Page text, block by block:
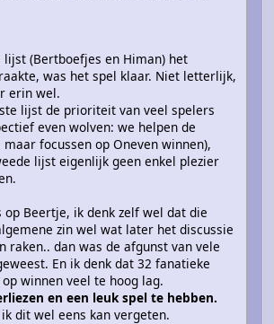
lijst (Bertboefjes en Himan) het
was het spel klaar. Niet letterlijk,
erin wel.
lijst de prioriteit van veel spelers
even wolven: we helpen de
focussen op Oneven winnen),
lijst eigenlijk geen enkel plezier
op Beertje, ik denk zelf wel dat die
zin wel wat later het discussie
raken.. dan was de afgunst van vele
En ik denk dat 32 fanatieke
winnen veel te hoog lag.
en een leuk spel te hebben.
dit wel eens kan vergeten.